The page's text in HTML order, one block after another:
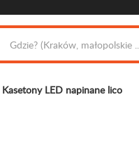
Kasetony LED napinane lico